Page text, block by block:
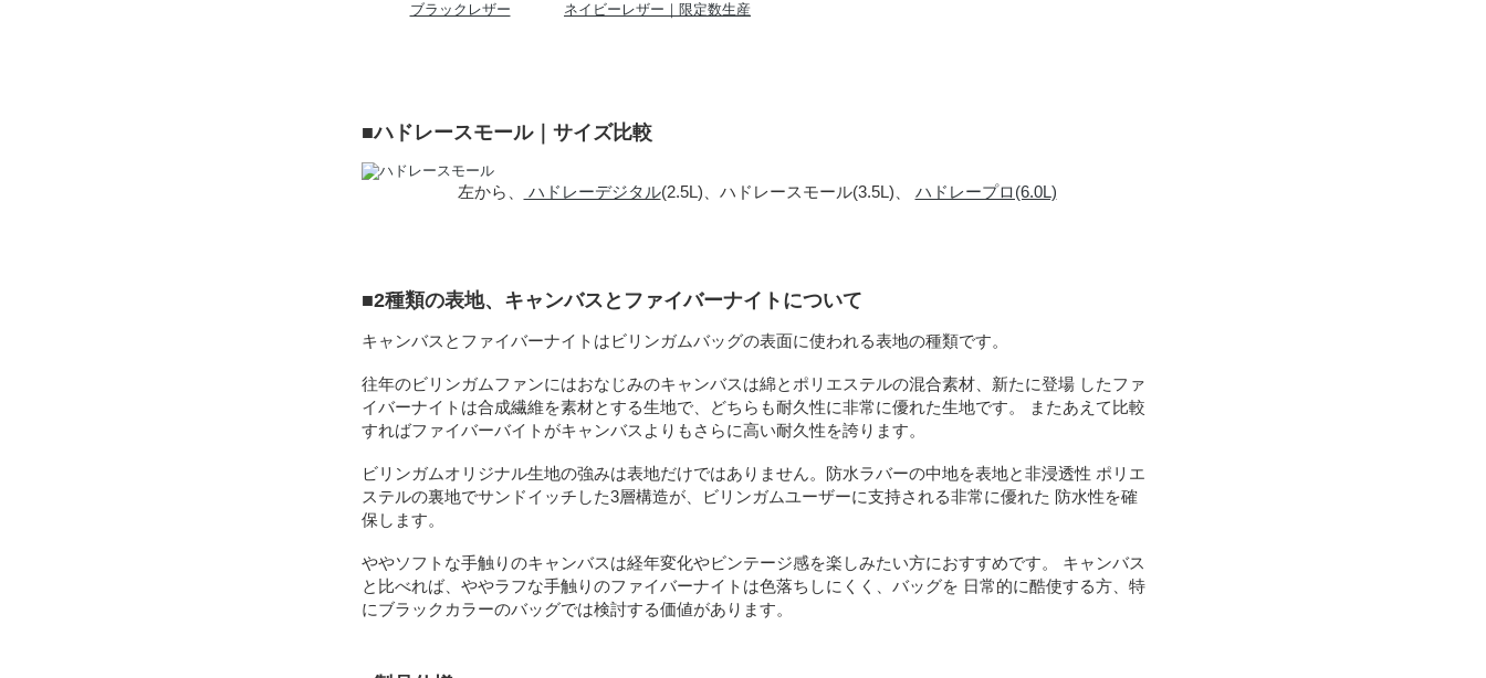
ブラックレザー
ネイビーレザー｜限定数生産
■ハドレースモール｜サイズ比較
左から、 ハドレーデジタル(2.5L)、ハドレースモール(3.5L)、 ハドレープロ(6.0L)
■2種類の表地、キャンバスとファイバーナイトについて
キャンバスとファイバーナイトはビリンガムバッグの表面に使われる表地の種類です。
往年のビリンガムファンにはおなじみのキャンバスは綿とポリエステルの混合素材、新たに登場 したファ
イバーナイトは合成繊維を素材とする生地で、どちらも耐久性に非常に優れた生地です。 またあえて比較
すればファイバーバイトがキャンバスよりもさらに高い耐久性を誇ります。
ビリンガムオリジナル生地の強みは表地だけではありません。防水ラバーの中地を表地と非浸透性 ポリエ
ステルの裏地でサンドイッチした3層構造が、ビリンガムユーザーに支持される非常に優れた 防水性を確
保します。
ややソフトな手触りのキャンバスは経年変化やビンテージ感を楽しみたい方におすすめです。 キャンバス
と比べれば、ややラフな手触りのファイバーナイトは色落ちしにくく、バッグを 日常的に酷使する方、特
にブラックカラーのバッグでは検討する価値があります。